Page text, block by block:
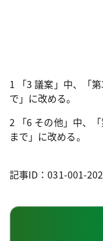
1 「3 議案」中、「
で」に改める。
2 「6 その他」中、
まで」に改める。
記事ID：031-001-